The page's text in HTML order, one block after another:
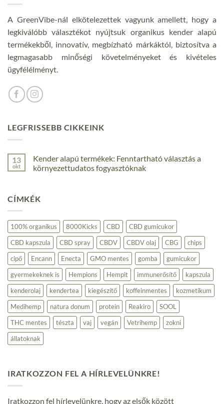
A GreenVibe-nál elkötelezettek vagyunk amellett, hogy a
legkiválóbb választékot nyújtsuk organikus kender alapú
termékekből, innovatív, megbízható márkáktól, biztosítva a
legmagasabb minőségi követelményeket és kivételes
ügyfélélményt.
LEGFRISSEBB CIKKEINK
13
okt
Kender alapú termékek: Fenntartható választás a
környezettudatos fogyasztóknak
Kender
alapú
választás
a
környezettudatos
fogyasztóknak
bejegyzéshez
CÍMKÉK
100% organikus 8000Kicks CBD
CBD gumicukor
CBD kapszula
CBD spray CBDV CBDV olaj CBG
chips
cipő
Encann Enecta GMO mentes gomba
gumicukor
gyermekeknek is
Hempions Hempit immunerősítő
kapszula
kenderolaj
kendertea kiegészítő koffeinmentes
kozmetikum
Medihemp
natura donum protein Reakiro
SOOL
THC mentes
tészta vaj vegán Vetrihemp
zokni
állatoknak
IRATKOZZON FEL A HÍRLEVELÜNKRE!
Iratkozzon fel hírlevelünkre, hogy az elsők között